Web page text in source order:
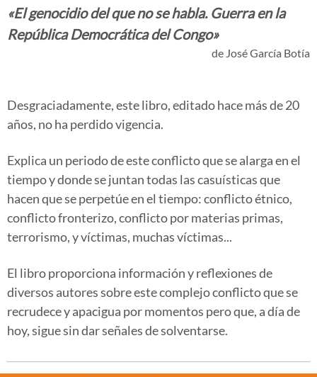
«El genocidio del que no se habla. Guerra en la
República Democrática del Congo»
de José García Botía
Desgraciadamente, este libro, editado hace más de 20
años, no ha perdido vigencia.
Explica un periodo de este conflicto que se alarga en el
tiempo y donde se juntan todas las casuísticas que
hacen que se perpetúe en el tiempo: conflicto étnico,
conflicto fronterizo, conflicto por materias primas,
terrorismo, y víctimas, muchas víctimas...
El libro proporciona información y reflexiones de
diversos autores sobre este complejo conflicto que se
recrudece y apacigua por momentos pero que, a día de
hoy, sigue sin dar señales de solventarse.